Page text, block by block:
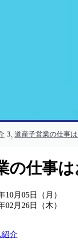
道産子営業の仕事
の仕事
10月05日（月）
02月26日（木）
介